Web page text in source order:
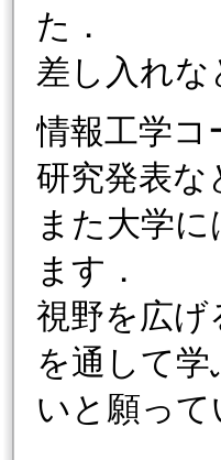
た．
差し入れ
情報工学コ
研究発表な
また大学
ます．
視野を広げ
を通して
いと願って